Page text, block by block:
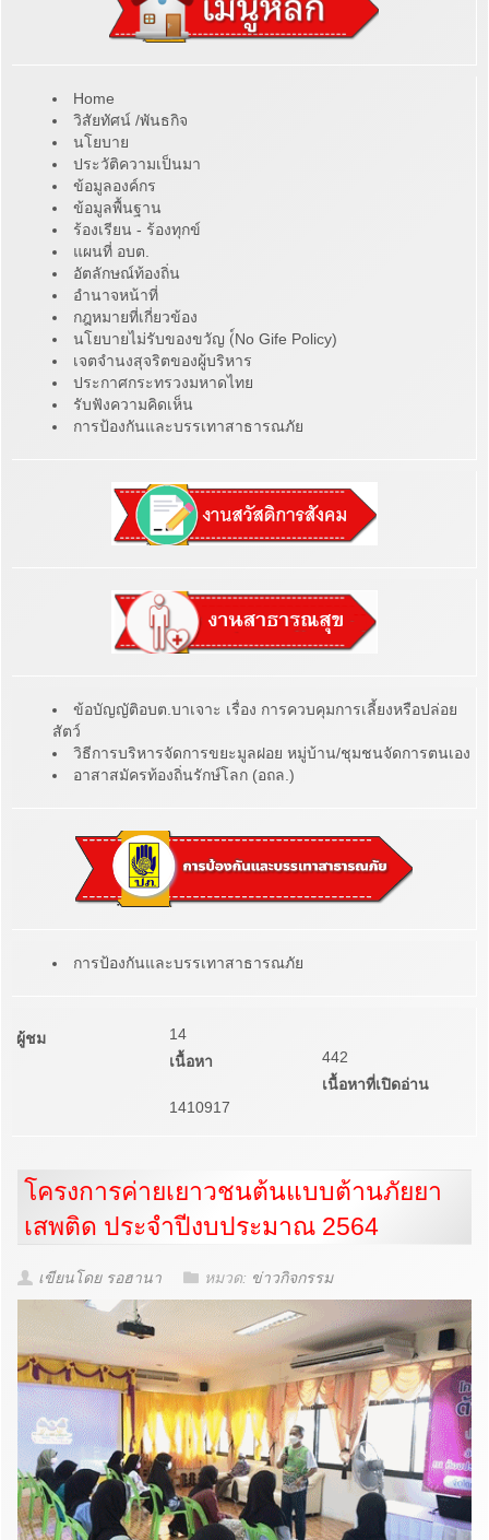
Home
วิสัยทัศน์ /พันธกิจ
นโยบาย
ประวัติความเป็นมา
ข้อมูลองค์กร
ข้อมูลพื้นฐาน
ร้องเรียน - ร้องทุกข์
แผนที่ อบต.
อัตลักษณ์ท้องถิ่น
อำนาจหน้าที่
กฎหมายที่เกี่ยวข้อง
นโยบายไม่รับของขวัญ (์No Gife Policy)
เจตจำนงสุจริตของผู้บริหาร
ประกาศกระทรวงมหาดไทย
รับฟังความคิดเห็น
การป้องกันและบรรเทาสาธารณภัย
ข้อบัญญัติอบต.บาเจาะ เรื่อง การควบคุมการเลี้ยงหรือปล่อย
สัตว์
วิธีการบริหารจัดการขยะมูลฝอย หมู่บ้าน/ชุมชนจัดการตนเอง
อาสาสมัครท้องถิ่นรักษ์โลก (อถล.)
การป้องกันและบรรเทาสาธารณภัย
ผู้ชม
14
เนื้อหา
442
เนื้อหาที่เปิดอ่าน
1410917
โครงการค่ายเยาวชนต้นแบบต้านภัยยา
เสพติด​ ประจำปีงบประมาณ​ 2564
เขียนโดย รอฮานา หมวด: ข่าวกิจกรรม